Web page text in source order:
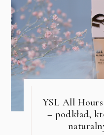
YSL All
– podkład,